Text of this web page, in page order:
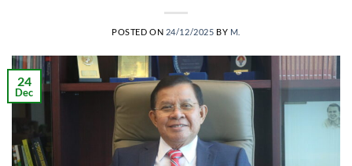
POSTED ON 24/12/2025 BY M.
24
Dec